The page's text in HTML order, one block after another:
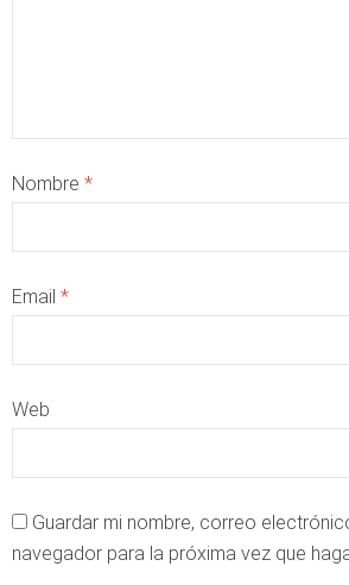
Nombre *
Email *
Web
Guardar mi nombre, correo
navegador para la próxima vez que